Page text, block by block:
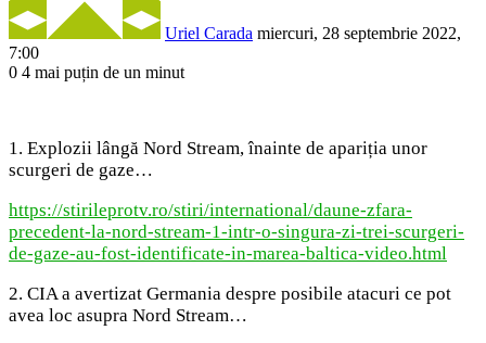
Uriel Carada miercuri, 28 septembrie 2022,
7:00
0 4 mai puțin de un minut
1. Explozii lângă Nord Stream, înainte de apariția unor
scurgeri de gaze…
https://stirileprotv.ro/stiri/international/daune-zfara-
precedent-la-nord-stream-1-intr-o-singura-zi-trei-scurgeri-
de-gaze-au-fost-identificate-in-marea-baltica-video.html
2. CIA a avertizat Germania despre posibile atacuri ce pot
avea loc asupra Nord Stream…